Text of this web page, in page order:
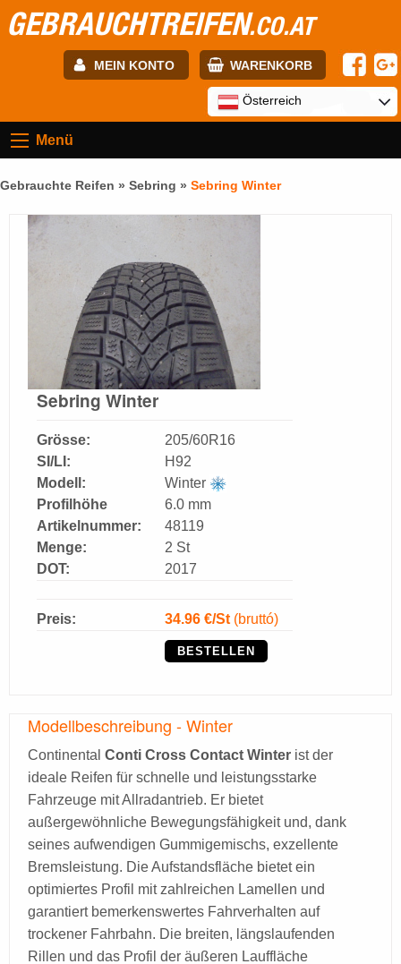
GEBRAUCHTREIFEN.CO.AT
MEIN KONTO WARENKORB
Passwort:
Registrierung
Österreich
Menü
Gebrauchte Reifen » Sebring » Sebring Winter
Sebring Winter
Grösse:
SI/LI:
Modell:
Profilhöhe
Artikelnummer:
Menge:
DOT:
205/60R16
H92
Winter
6.0 mm
48119
2 St
2017
Preis: 34.96 €/St (bruttó)
BESTELLEN
Modellbeschreibung - Winter
Continental Conti Cross Contact Winter ist der
ideale Reifen für schnelle und leistungsstarke
Fahrzeuge mit Allradantrieb. Er bietet
außergewöhnliche Bewegungsfähigkeit und, dank
seines aufwendigen Gummigemischs, exzellente
Bremsleistung. Die Aufstandsfläche bietet ein
optimiertes Profil mit zahlreichen Lamellen und
garantiert bemerkenswertes Fahrverhalten auf
trockener Fahrbahn. Die breiten, längslaufenden
Rillen und das Profil der äußeren Lauffläche